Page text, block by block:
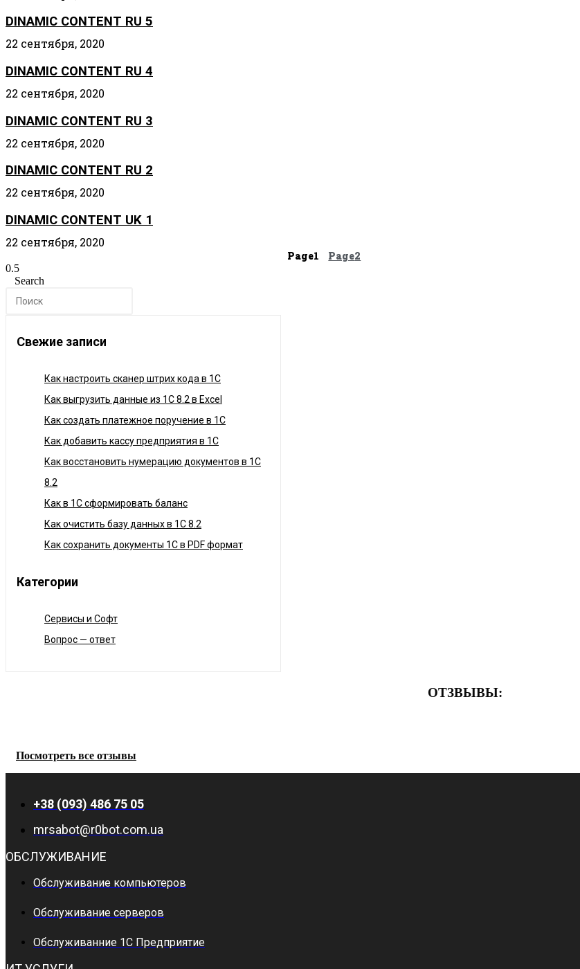
DINAMIC CONTENT RU 5
22 сентября, 2020
DINAMIC CONTENT RU 4
22 сентября, 2020
DINAMIC CONTENT RU 3
22 сентября, 2020
DINAMIC CONTENT RU 2
22 сентября, 2020
DINAMIC CONTENT UK 1
22 сентября, 2020
Page1 Page2
Search
Свежие записи
Как настроить сканер штрих кода в 1C
Как выгрузить данные из 1С 8.2 в Excel
Как создать платежное поручение в 1С
Как добавить кассу предприятия в 1С
Как восстановить нумерацию документов в 1С
8.2
Как в 1С сформировать баланс
Как очистить базу данных в 1С 8.2
Как сохранить документы 1С в PDF формат
Категории
Сервисы и Софт
Вопрос — ответ
ОТЗВЫВЫ:
Посмотреть все отзывы
+38 (093) 486 75 05
mrsabot@r0bot.com.ua
ОБСЛУЖИВАНИЕ
Обслуживание компьютеров
Обслуживание серверов
Обслуживанние 1С Предприятие